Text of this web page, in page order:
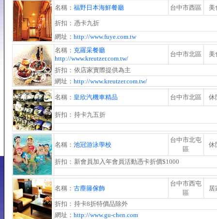
名稱： 福野日本海鮮餐廳 台中市西區 美
折扣： 憑卡九折
網址： http://www.fuye.com.tw
名稱： 克羅采餐廳
http://www.kreutzer.com.tw/
台中市北區 美
折扣： 依店家實際提供為主
網址： http://www.kreutzer.com.tw/
名稱： 皇欣汽機車精品 台中市北區 休
折扣： 持卡九五折
名稱： 池冠游泳學校
台中市北屯
區
休
折扣： 新會員加入年會員活動憑卡折價$1000
名稱： 古塵籐傢飾
台中市西屯
區
居
折扣： 持卡8折特價品除外
網址： http://www.gu-chen.com